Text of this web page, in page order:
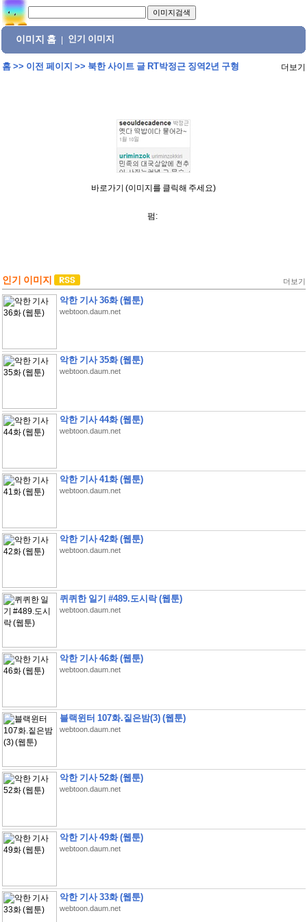
이미지 홈 인기 이미지
홈>> 이전 페이지 >> 북한 사이트 글 RT박정근 징역2년 구형 더보기
바로가기 (이미지를 클릭해 주세요)
펌:
인기 이미지 더보기
악한 기사 36화 (웹툰)
webtoon.daum.net
악한 기사 35화 (웹툰)
webtoon.daum.net
악한 기사 44화 (웹툰)
webtoon.daum.net
악한 기사 41화 (웹툰)
webtoon.daum.net
악한 기사 42화 (웹툰)
webtoon.daum.net
퀴퀴한 일기 #489.도시락 (웹툰)
webtoon.daum.net
악한 기사 46화 (웹툰)
webtoon.daum.net
블랙윈터 107화.짙은밤(3) (웹툰)
webtoon.daum.net
악한 기사 52화 (웹툰)
webtoon.daum.net
악한 기사 49화 (웹툰)
webtoon.daum.net
악한 기사 33화 (웹툰)
webtoon.daum.net